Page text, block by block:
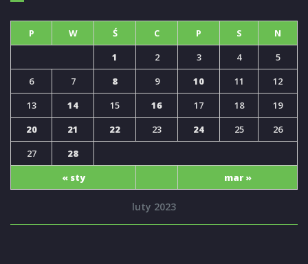
luty 2023
P W Ś C P S N
« sty mar »
1 2 3 4
5
6
7 8 9 10 11
12
13
14 15 16 17 18
19
20
21 22 23 24 25
26
27
28